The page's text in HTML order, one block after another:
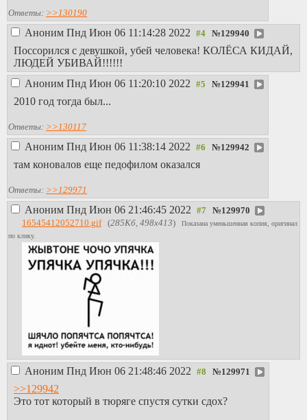
Ответы: >>130190
Аноним Пнд Июн 06 11:14:28 2022 №129940
Поссорился с девушкой, убей человека! КОЛЁСА КИДАЙ,
ЛЮДЕЙ УБИВАЙ!!!!!!
Аноним Пнд Июн 06 11:20:10 2022 №129941
2010 год тогда был...
Ответы: >>130117
Аноним Пнд Июн 06 11:38:14 2022 №129942
там коновалов еще педофилом оказался
Ответы: >>129971
Аноним Пнд Июн 06 21:46:45 2022 №129970
16545412052710.gif(285Кб, 498x413)
Показана уменьшенная копия, оригинал
по клику.
Аноним Пнд Июн 06 21:48:46 2022 №129971
>>129942
Это тот который в тюряге спустя сутки сдох?